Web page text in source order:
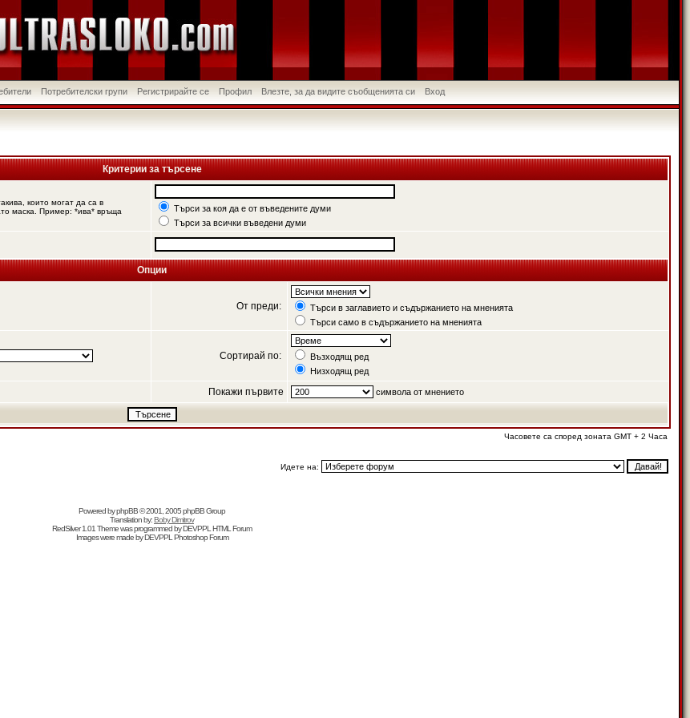
Потребителски групи Регистрирайте се Профил Влезте, за да видите съобщенията си Вход
Критерии за търсене
които могат да са в
маска. Пример: *ива* връща
Търси за коя да е от въведените думи
Търси за всички въведени думи
Опции
От преди:
Търси в заглавието и съдържанието на мненията
Търси само в съдържанието на мненията
Сортирай по:
Възходящ ред
Низходящ ред
Покажи първите символа от мнението
Часовете са според зоната GMT + 2 Часа
Идете на:
Powered byphpBB© 2001, 2005 phpBB Group
Translation by:Boby Dimitrov
RedSilver 1.01 Theme was programmed byDEVPPL HTML Forum
Images were made byDEVPPL Photoshop Forum